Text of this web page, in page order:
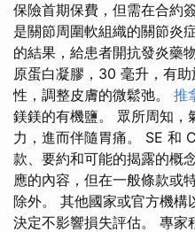
保險首期保費，但需在合約
是關節周圍軟組織的關節炎
的結果，給患者開抗發炎藥
原蛋白凝膠，30 毫升，有
性，調整皮膚的微鬆弛。 推
鎂鎂的有機鹽。 眾所周知，
力，進而伴隨胃痛。 SE 和
款、要約和可能的揭露的概
應的內容，但在一般條款或
除外。 其他國家或官方機構
決定不影響損失評估。 專家